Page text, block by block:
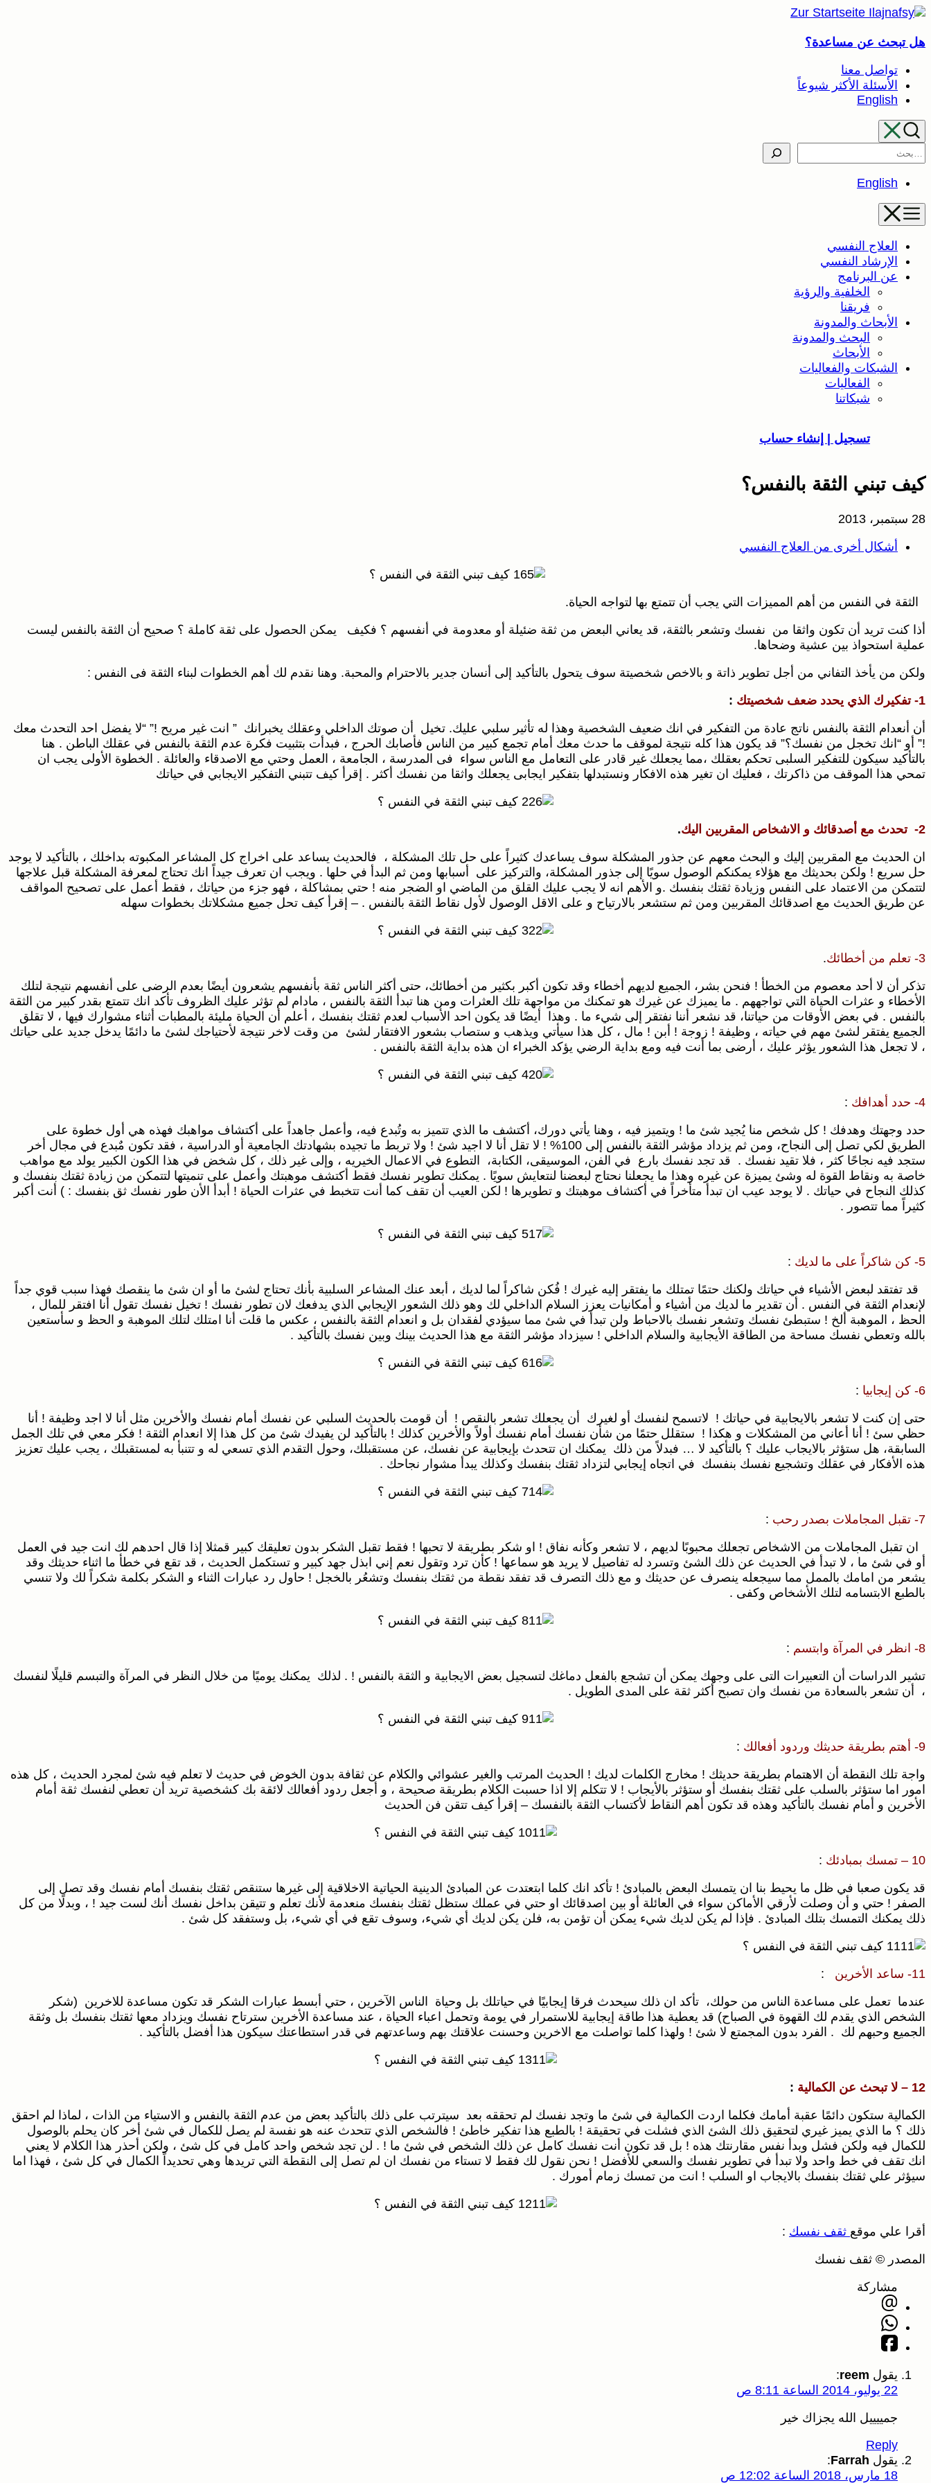
تخطى
المحتوى
هل تبحث عن مساعدة؟
تواصل معنا
الأسئلة الأكثر شيوعاً
English
Search
English
العلاج النفسي
الإرشاد النفسي
عن البرنامج
الخلفية والرؤية
فريقنا
الأبحاث والمدونة
البحث والمدونة
الأبحاث
الشبكات والفعاليات
الفعاليات
شبكاتنا
تسجيل | إنشاء حساب
كيف تبني الثقة بالنفس؟
28 سبتمبر، 2013
أشكال أخرى من العلاج النفسي
الثقة في النفس من أهم المميزات التي يجب أن تتمتع بها لتواجه الحياة.
أذا كنت تريد أن تكون واثقا من نفسك وتشعر بالثقة، قد يعاني البعض من ثقة ضئيلة أو معدومة في أنفسهم ؟ فكيف يمكن الحصول على ثقة كاملة ؟ صحيح أن الثقة بالنفس ليست
عملية استحواذ بين عشية وضحاها.
ولكن من يأخذ التفاني من أجل تطوير ذاتة و بالاخص شخصيتة سوف يتحول بالتأكيد إلى أنسان جدير بالاحترام والمحبة. وهنا نقدم لك أهم الخطوات لبناء الثقة فى النفس :
1- تفكيرك الذي يحدد ضعف شخصيتك
:
أن أنعدام الثقة بالنفس ناتج عادة من التفكير في انك ضعيف الشخصية وهذا له تأثير سلبي عليك. تخيل أن صوتك الداخلي وعقلك يخبرانك ” انت غير مريح !” “لا يفضل احد التحدث معك
!” أو “انك تخجل من نفسك؟” قد يكون هذا كله نتيجة لموقف ما حدث معك أمام تجمع كبير من الناس فأصابك الحرج ، فبدأت بتثبيت فكرة عدم الثقة بالنفس في عقلك الباطن . هنا
بالتأكيد سيكون للتفكير السلبى تحكم بعقلك ،مما يجعلك غير قادر على التعامل مع الناس سواء فى المدرسة ، الجامعة ، العمل وحتي مع الاصدقاء والعائلة . الخطوة الأولى يجب ان
تمحي هذا الموقف من ذاكرتك ، فعليك ان تغير هذه الافكار ونستبدلها بتفكير ايجابى يجعلك واثقا من نفسك أكثر . إقرأ كيف تتبني التفكير الايجابي في حياتك
2- تحدث مع أصدقائك و الاشخاص المقربين اليك
.
ان الحديث مع المقربين إليك و البحث معهم عن جذور المشكلة سوف يساعدك كثيراً على حل تلك المشكلة ، فالحديث يساعد على اخراج كل المشاعر المكبوته بداخلك ، بالتأكيد لا يوجد
حل سريع ! ولكن بحديثك مع هؤلاء يمكنكم الوصول سويًا إلى جذور المشكلة، والتركيز على أسبابها ومن ثم البدأ في حلها . ويجب ان تعرف جيداً انك تحتاج لمعرفة المشكلة قبل علاجها
لتتمكن من الاعتماد على النفس وزيادة ثقتك بنفسك .و الأهم انه لا يجب عليك القلق من الماضي او الضجر منه ! حتي بمشاكلة ، فهو جزء من حياتك ، فقط أعمل على تصحيح المواقف
عن طريق الحديث مع اصدقائك المقربين ومن ثم ستشعر بالارتياح و على الاقل الوصول لأول نقاط الثقة بالنفس . – إقرأ كيف تحل جميع مشكلاتك بخطوات سهله
3- تعلم من أخطائك
.
تذكر أن لا أحد معصوم من الخطأ ! فنحن بشر، الجميع لديهم أخطاء وقد تكون أكبر بكثير من أخطائك، حتى أكثر الناس ثقة بأنفسهم يشعرون أيضًا بعدم الرضى على أنفسهم نتيجة لتلك
الأخطاء و عثرات الحياة التي تواجههم . ما يميزك عن غيرك هو تمكنك من مواجهة تلك العثرات ومن هنا تبدأ الثقة بالنفس ، مادام لم تؤثر عليك الظروف تأكد انك تتمتع بقدر كبير من الثقة
بالنفس . في بعض الأوقات من حياتنا، قد نشعر أننا نفتقر إلى شيء ما . وهذا أيضًا قد يكون احد الأسباب لعدم ثقتك بنفسك ، أعلم أن الحياة مليئة بالمطبات أثناء مشوارك فيها ، لا تقلق
الجميع يفتقر لشئ مهم في حياته ، وظيفة ! زوجة ! أبن ! مال ، كل هذا سيأتي ويذهب و ستصاب بشعور الافتقار لشئ من وقت لاخر نتيجة لأحتياجك لشئ ما دائمًا يدخل جديد على حياتك
، لا تجعل هذا الشعور يؤثر عليك ، أرضى بما أنت فيه ومع بداية الرضي يؤكد الخبراء ان هذه بداية الثقة بالنفس .
4- حدد أهدافك
:
حدد وجهتك وهدفك ! كل شخص منا يُجيد شئ ما ! ويتميز فيه ، وهنا يأتي دورك، أكتشف ما الذي تتميز به وتُبدع فيه، وأعمل جاهداً على أكتشاف مواهبك فهذه هي أول خطوة على
الطريق لكي تصل إلى النجاح، ومن ثم يزداد مؤشر الثقة بالنفس إلى 100% ! لا تقل أنا لا اجيد شئ ! ولا تربط ما تجيده بشهادتك الجامعية أو الدراسية ، فقد تكون مٌبدع في مجال أخر
ستجد فيه نجاحًا كثر ، فلا تقيد نفسك . قد تجد نفسك بارع في الفن، الموسيقى، الكتابة، التطوع في الاعمال الخيريه ، وإلى غير ذلك ، كل شخض في هذا الكون الكبير يولد مع مواهب
خاصة به ونقاط القوة له وشئ يميزة عن غيره وهذا ما يجعلنا نحتاج لبعضنا لنتعايش سويًا . يمكنك تطوير نفسك فقط أكتشف موهبتك وأعمل على تنميتها لتتمكن من زيادة ثقتك بنفسك و
كذلك النجاح في حياتك . لا يوجد عيب ان تبدأ متأخراً في أكتشاف موهبتك و تطويرها ! لكن العيب أن تقف كما أنت تتخبط في عثرات الحياة ! أبدأ الأن طور نفسك ثق بنفسك : ) أنت أكبر
كثيراً مما تتصور .
5- كن شاكراً على ما لديك
:
قد تفتقد لبعض الأشياء في حياتك ولكنك حتمًا تمتلك ما يفتقر إليه غيرك ! فُكن شاكراً لما لديك ، أبعد عنك المشاعر السلبية بأنك تحتاج لشئ ما أو ان شئ ما ينقصك فهذا سبب قوي جداً
لإنعدام الثقة في النفس . أن تقدير ما لديك من أشياء و أمكانيات يعزز السلام الداخلي لك وهو ذلك الشعور الإيجابي الذي يدفعك لان تطور نفسك ! تخيل نفسك تقول أنا افتقر للمال ،
الحظ ، الموهبة ألخ ! ستبطئ نفسك وتشعر نفسك بالاحباط ولن تبدأ في شئ مما سيؤدي لفقدان بل و انعدام الثقة بالنفس ، عكس ما قلت أنا امتلك لتلك الموهبة و الحظ و سأستعين
بالله وتعطي نفسك مساحة من الطاقة الأيجابية والسلام الداخلي ! سيزداد مؤشر الثقة مع هذا الحديث بينك وبين نفسك بالتأكيد .
6- كن إيجابيا
:
حتى إن كنت لا تشعر بالايجابية في حياتك ! لاتسمح لنفسك أو لغيرك أن يجعلك تشعر بالنقص ! أن قومت بالحديث السلبي عن نفسك أمام نفسك والأخرين مثل أنا لا اجد وظيفة ! أنا
حظي سئ ! أنا أعاني من المشكلات و هكذا ! ستقلل حتمًا من شأن نفسك أمام نفسك أولاً والأخرين كذلك ! بالتأكيد لن يفيدك شئ من كل هذا إلا انعدام الثقة ! فكر معي في تلك الجمل
السابقة، هل ستؤثر بالايجاب عليك ؟ بالتأكيد لا … فبدلاً من ذلك يمكنك ان تتحدث بإيجابية عن نفسك، عن مستقبلك، وحول التقدم الذي تسعي له و تتنبأ به لمستقبلك ، يجب عليك تعزيز
هذه الأفكار في عقلك وتشجيع نفسك بنفسك في اتجاه إيجابي لتزداد ثقتك بنفسك وكذلك يبدأ مشوار نجاحك .
7- تقبل المجاملات بصدر رحب
:
ان تقبل المجاملات من الاشخاص تجعلك محبوبًا لديهم ، لا تشعر وكأنه نفاق ! او شكر بطريقة لا تحبها ! فقط تقبل الشكر بدون تعليقك كبير قمثلا إذا قال احدهم لك انت جيد في العمل
أو في شئ ما ، لا تبدأ في الحديث عن ذلك الشئ وتسرد له تفاصيل لا يريد هو سماعها ! كأن ترد وتقول نعم إني ابذل جهد كبير و تستكمل الحديث ، قد تقع في خطأ ما اثناء حديثك وقد
يشعر من امامك بالممل مما سيجعله ينصرف عن حديثك و مع ذلك التصرف قد تفقد نقطة من ثقتك بنفسك وتشعُر بالخجل ! حاول رد عبارات الثناء و الشكر بكلمة شكراً لك ولا تنسي
بالطبع الابتسامه لتلك الأشخاص وكفى .
8- انظر في المرآة وابتسم
:
تشير الدراسات أن التعبيرات التى على وجهك يمكن أن تشجع بالفعل دماغك لتسجيل بعض الايجابية و الثقة بالنفس ! . لذلك يمكنك يوميًا من خلال النظر في المرآة والتبسم قليلًا لنفسك
، أن تشعر بالسعادة من نفسك وان تصبح أكثر ثقة على المدى الطويل .
9- أهتم بطريقة حديثك وردود أفعالك
:
واجة تلك النقطة أن الاهتمام بطريقة حديثك ! مخارج الكلمات لديك ! الحديث المرتب والغير عشوائي والكلام عن ثقافة بدون الخوض في حديث لا تعلم فيه شئ لمجرد الحديث ، كل هذه
امور اما ستؤثر بالسلب على ثقتك بنفسك أو ستؤثر بالأيجاب ! لا تتكلم إلا اذا حسبت الكلام بطريقة صحيحة ، و أجعل ردود أفعالك لائقة بك كشخصية تريد أن تعطي لنفسك ثقة أمام
الأخرين و أمام نفسك بالتأكيد وهذه قد تكون أهم النقاط لأكتساب الثقة بالنفسك – إقرأ كيف تتقن فن الحديث
10 – تمسك بمبادئك
:
قد يكون صعبا في ظل ما يحيط بنا ان يتمسك البعض بالمبادئ ! تأكد انك كلما ابتعتدت عن المبادئ الدينية الحياتية الاخلاقية إلى غيرها ستنقص ثقتك بنفسك أمام نفسك وقد تصل إلى
الصفر ! حتي و أن وصلت لأرقي الأماكن سواء في العائلة أو بين اصدقائك او حتي في عملك ستظل ثقتك بنفسك منعدمة لأنك تعلم و تتيقن بداخل نفسك أنك لست جيد ! ، وبدلًا من كل
ذلك يمكنك التمسك بتلك المبادئ . فإذا لم يكن لديك شيء يمكن أن تؤمن به، فلن يكن لديك أي شيء، وسوف تقع في أي شيء، بل وستفقد كل شئ .
11- ساعد الأخرين
:
عندما تعمل على مساعدة الناس من حولك، تأكد ان ذلك سيحدث فرقا إيجابيًا في حياتلك بل وحياة الناس الآخرين ، حتي أبسط عبارات الشكر قد تكون مساعدة للاخرين (شكر
الشخص الذي يقدم لك القهوة في الصباح) قد يعطية هذا طاقة إيجابية للاستمرار في يومة وتحمل اعباء الحياة ، عند مساعدة الأخرين سترتاح نفسك ويزداد معها ثقتك بنفسك بل وثقة
الجميع وحبهم لك . الفرد بدون المجمتع لا شئ ! ولهذا كلما تواصلت مع الاخرين وحسنت علاقتك بهم وساعدتهم في قدر استطاعتك سيكون هذا أفضل بالتأكيد .
12 – لا تبحث عن الكمالية
:
الكمالية ستكون دائمًا عقبة أمامك فكلما اردت الكمالية في شئ ما وتجد نفسك لم تحققه بعد سيترتب على ذلك بالتأكيد بعض من عدم الثقة بالنفس و الاستياء من الذات ، لماذا لم احقق
ذلك ؟ ما الذي يميز غيري لتحقيق ذلك الشئ الذي فشلت في تحقيقة ! بالطبع هذا تفكير خاطئ ! فالشخص الذي تتحدث عنه هو نفسة لم يصل للكمال في شئ أخر كان يحلم بالوصول
للكمال فيه ولكن فشل وبدأ نفس مقارنتك هذه ! بل قد تكون أنت نفسك كامل عن ذلك الشخص في شئ ما ! . لن تجد شخص واحد كامل في كل شئ ، ولكن أحذر هذا الكلام لا يعني
انك تقف في خط واحد ولا تبدأ في تطوير نفسك والسعي للأفضل ! نحن نقول لك فقط لا تستاء من نفسك ان لم تصل إلى النقطة التي تريدها وهي تحديداً الكمال في كل شئ ، فهذا اما
سيؤثر علي ثقتك بنفسك بالايجاب او السلب ! انت من تمسك زمام أمورك .
أقرا علي موقع ثقف نفسك :
المصدر © ثقف نفسك
مشاركة
يقول reem
:
22 يوليو، 2014 الساعة 8:11 ص
جمييييل الله يجزاك خير
Reply
يقول Farrah
:
18 مارس، 2018 الساعة 12:02 ص